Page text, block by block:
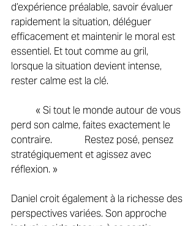
d’expérience préalable, savoir évaluer
rapidement la situation, déléguer
efficacement et maintenir le moral est
essentiel. Et tout comme au gril,
lorsque la situation devient intense,
rester calme est la clé.
perd son calme, faites exactement le
contraire. 		Restez posé, pensez
stratégiquement et agissez avec
réflexion. »
Daniel croit également à la richesse des
perspectives variées. Son approche